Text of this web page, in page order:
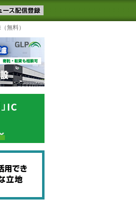
流ニュースメール配信を登録す
テーマ
無料）